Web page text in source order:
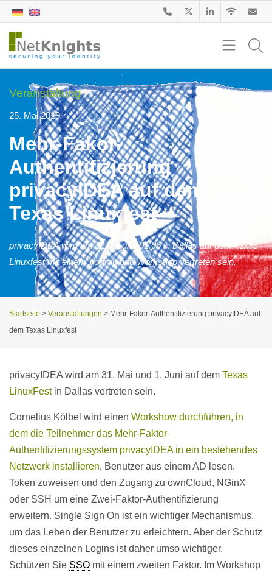
Veranstaltung
25. Mai 2019
Mehr-Fakor-
Authentifizierung
privacyIDEA auf dem
Texas Linuxfest
privacyIDEA wird am 31.05. und 01.06 in Dallas auf dem Texas
Linuxfest mit einem Vortrag und Workshop vertreten sein.
Startseite > Veranstaltungen > Mehr-Fakor-Authentifizierung privacyIDEA auf
dem Texas Linuxfest
privacyIDEA wird am 31. Mai und 1. Juni auf dem Texas
LinuxFestin Dallas vertreten sein.
Cornelius Kölbel wird einen Workshow durchführen, in
dem die Teilnehmer das Mehr-Faktor-
Authentifizierungssystem privacyIDEA in ein bestehendes
Netzwerk installieren, Benutzer aus einem AD lesen,
Token zuweisen und den Zugang zu ownCloud, NGinX
oder SSH um eine Zwei-Faktor-Authentifizierung
erweitern. Single Sign On ist ein wichtiger Mechanismus,
um das Leben der Benutzer zu erleichtern. Aber der Schutz
dieses einzelnen Logins ist daher umso wichtiger.
Schützen Sie SSO mit einem zweiten Faktor. Im Workshop